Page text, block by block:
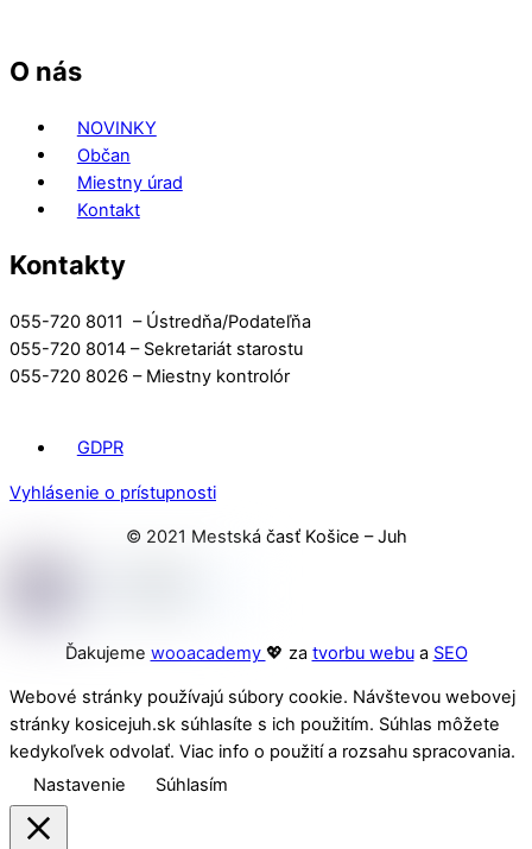
O nás
NOVINKY
Občan
Miestny úrad
Kontakt
Kontakty
055-720 8011 – Ústredňa/Podateľňa
055-720 8014 – Sekretariát starostu
055-720 8026 – Miestny kontrolór
GDPR
Vyhlásenie o prístupnosti
© 2021 Mestská časť Košice – Juh
Ďakujeme wooacademy 💖 za tvorbu webua SEO
Webové stránky používajú súbory cookie. Návštevou webovej
stránky kosicejuh.sk súhlasíte s ich použitím. Súhlas môžete
kedykoľvek odvolať. Viac info o použití a rozsahu spracovania.
Nastavenie
Súhlasím